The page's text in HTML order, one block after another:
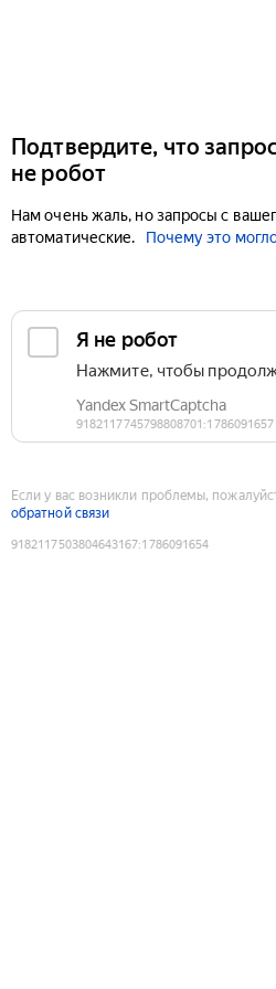
Подтвердите, что
не робот
Нам очень жаль, но запросы с
автоматические.
Почему это
Если у вас возникли проблемы,
обратной связи
9182117503804643167:1786091654